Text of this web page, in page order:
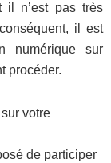
il n’est pas très
il est
numérique sur
procéder.
votre
de participer